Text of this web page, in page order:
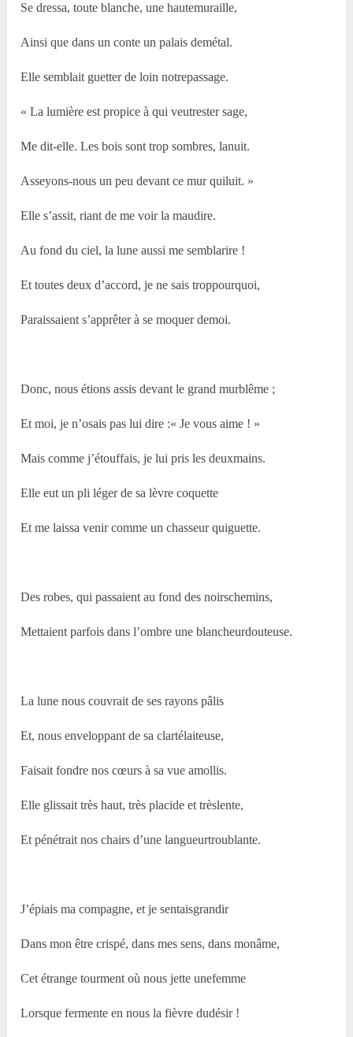
Se dressa, toute blanche, une hautemuraille,
Ainsi que dans un conte un palais demétal.
Elle semblait guetter de loin notrepassage.
« La lumière est propice à qui veutrester sage,
Me dit-elle. Les bois sont trop sombres, lanuit.
Asseyons-nous un peu devant ce mur quiluit. »
Elle s’assit, riant de me voir la maudire.
Au fond du ciel, la lune aussi me semblarire !
Et toutes deux d’accord, je ne sais troppourquoi,
Paraissaient s’apprêter à se moquer demoi.
Donc, nous étions assis devant le grand murblême ;
Et moi, je n’osais pas lui dire :« Je vous aime ! »
Mais comme j’étouffais, je lui pris les deuxmains.
Elle eut un pli léger de sa lèvre coquette
Et me laissa venir comme un chasseur quiguette.
Des robes, qui passaient au fond des noirschemins,
Mettaient parfois dans l’ombre une blancheurdouteuse.
La lune nous couvrait de ses rayons pâlis
Et, nous enveloppant de sa clartélaiteuse,
Faisait fondre nos cœurs à sa vue amollis.
Elle glissait très haut, très placide et trèslente,
Et pénétrait nos chairs d’une langueurtroublante.
J’épiais ma compagne, et je sentaisgrandir
Dans mon être crispé, dans mes sens, dans monâme,
Cet étrange tourment où nous jette unefemme
Lorsque fermente en nous la fièvre dudésir !